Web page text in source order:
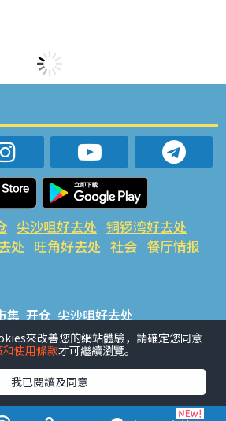
尖沙咀好去处 铜锣湾好去处
处 旺角好去处 社会 餐厅情报
集 开仓 尖沙咀好去处
处 荃湾好去处 旺角好去处 社会
活动推介 #美食社群热话
來改善您的網站體驗，請確定您同意
使用條款才可繼續瀏覽。
我已閱讀及同意